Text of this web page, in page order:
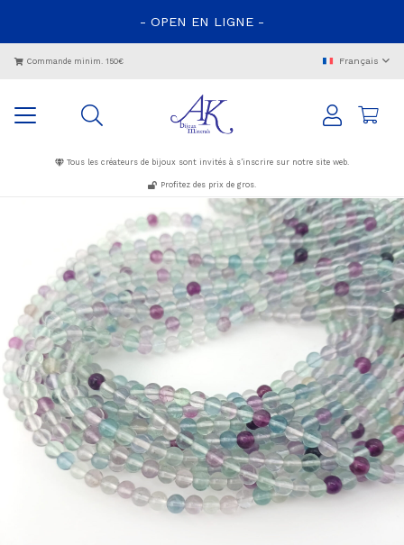
- OPEN EN LIGNE -
Commande minim. 150€ Français
Tous les créateurs de bijoux sont invités à s’inscrire sur notre site web.
Profitez des prix de gros.